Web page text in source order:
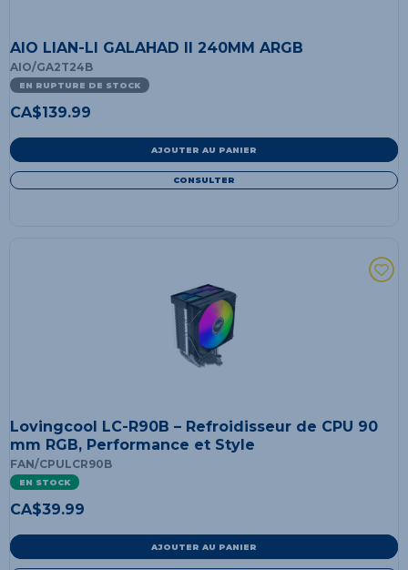
AIO LIAN-LI GALAHAD II 240MM ARGB
AIO/GA2T24B
EN RUPTURE DE STOCK
CA$139.99
AJOUTER AU PANIER
CONSULTER
Lovingcool LC-R90B – Refroidisseur de CPU 90
mm RGB, Performance et Style
FAN/CPULCR90B
EN STOCK
CA$39.99
AJOUTER AU PANIER